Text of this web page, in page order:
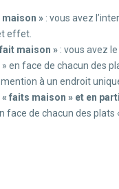
maison » : vous avez
effet.
maison » : vous avez
en face de chacun des
à un endroit
faits maison » et en
face de chacun des plats